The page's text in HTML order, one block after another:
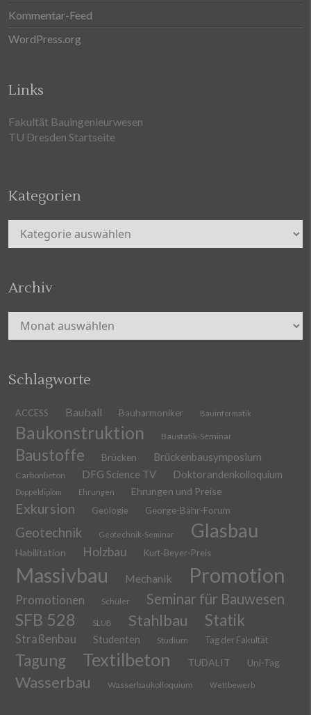
Kommentar-Feed
WordPress.org
Links
Fakultät Bauingenieurwesen
TU Dresden Startseite
Kategorien
Kategorien
Archiv
Archiv
Schlagworte
ACCESS Bauball Bauharmoniker Bauinformatik
Baukonstruktion Baustatik-Seminar
Baustoffe Brücken Brückenbausymposium
Carbonbeton DFG Science TV Doktorandenkolloquium
Doppeldiplom Ehrungen Ehrungen und Preise
Exkursion Geologie George-Bähr-Forum
Geotechnik Geotechnik-Seminar Glasbau
Habilitation Holzbau Kurt-Beyer-Preis
Massivbau Mechanik Promotion
Promotionen Schüler Seminar für Bauwesen
SFB 528 SLUB Stahlbau Statik
Straßenbau Studenten Studium Tag der Fakultät
Tagung Textilbeton TUDALIT Uni-Tag
Wasserbau Wasserbaukolloquium Wettbewerb